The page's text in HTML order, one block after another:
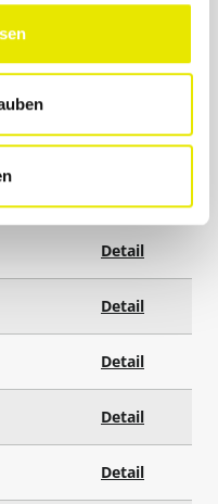
nutzbar.
Detail
Detail
Detail
Detail
Detail